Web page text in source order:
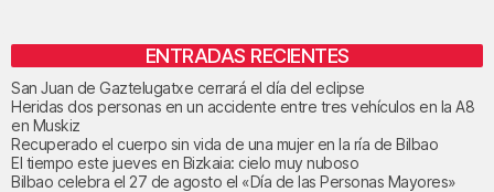
ENTRADAS RECIENTES
San Juan de Gaztelugatxe cerrará el día del eclipse
Heridas dos personas en un accidente entre tres vehículos en la A8
en Muskiz
Recuperado el cuerpo sin vida de una mujer en la ría de Bilbao
El tiempo este jueves en Bizkaia: cielo muy nuboso
Bilbao celebra el 27 de agosto el «Día de las Personas Mayores»